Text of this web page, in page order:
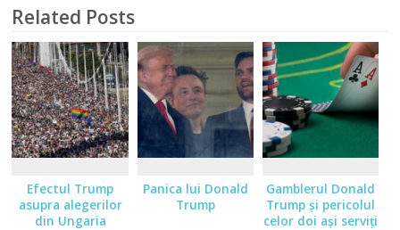
Related Posts
Efectul Trump
asupra alegerilor
din Ungaria
Panica lui Donald
Trump
Gamblerul Donald
Trump şi pericolul
celor doi aşi serviţi